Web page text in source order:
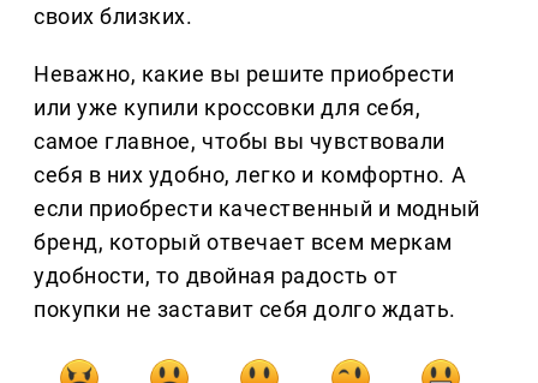
своих близких.
Неважно, какие вы решите приобрести
или уже купили кроссовки для себя,
самое главное, чтобы вы чувствовали
себя в них удобно, легко и комфортно. А
если приобрести качественный и модный
бренд, который отвечает всем меркам
удобности, то двойная радость от
покупки не заставит себя долго ждать.